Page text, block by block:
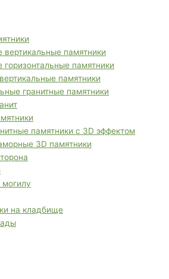
памятники
памятники
памятники
гранитные памятники
памятники с 3D эффектом
3D памятники
могилу
на кладбище